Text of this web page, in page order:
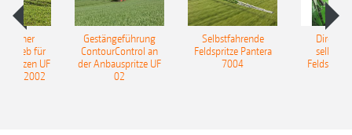
für
UF
UF 2002
Gestängeführung
ContourControl an
der Anbauspritze UF
02
Selbstfahrende
Feldspritze Pantera
7004